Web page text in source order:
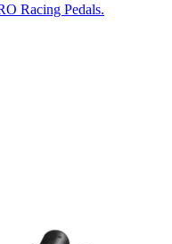
Racing Pedals.